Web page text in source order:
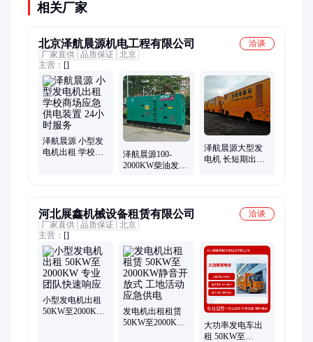
相关厂家
北京泽航晨源机电工程有限公司
洽谈
厂家直供 品质保证 北京
主营： []
泽航晨源 小型发
电机出租 学校商
泽航晨源100-
2000KW柴油发电
泽航晨源大型发
电机 长短期出租
河北展鑫机械设备租赁有限公司
洽谈
厂家直供 品质保证 北京
主营： []
小型发电机出租
50KW至2000KW
发电机出租租赁
50KW至2000KW
大功率发电车出
租 50KW至